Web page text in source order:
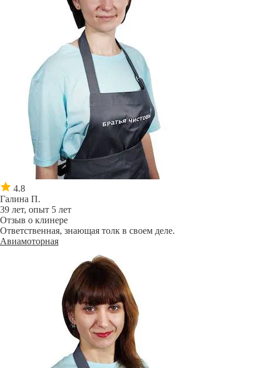
4.8
Галина П.
39 лет, опыт 5 лет
Отзыв о клинере
Ответственная, знающая толк в своем деле.
Авиамоторная